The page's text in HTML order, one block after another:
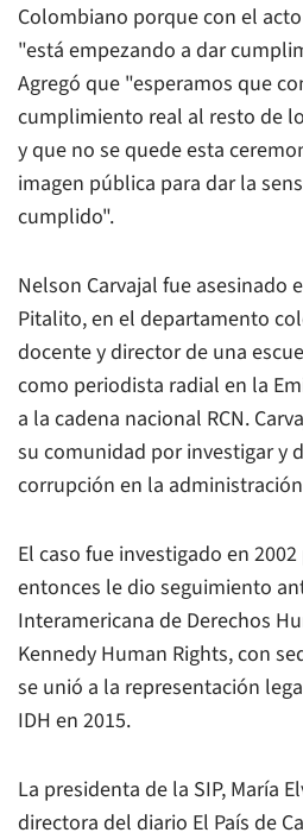
Colombiano porque con el
"está empezando a dar
Agregó que "esperamos que
cumplimiento real al resto de
y que no se quede esta
imagen pública para dar la
cumplido".
Nelson Carvajal fue asesinado
Pitalito, en el departamento
docente y director de una
como periodista radial en la
a la cadena nacional RCN.
su comunidad por investigar y
corrupción en la
El caso fue investigado en
entonces le dio seguimiento
Interamericana de Derechos
Kennedy Human Rights, con
se unió a la representación
IDH en 2015.
La presidenta de la SIP, María
directora del diario El País de